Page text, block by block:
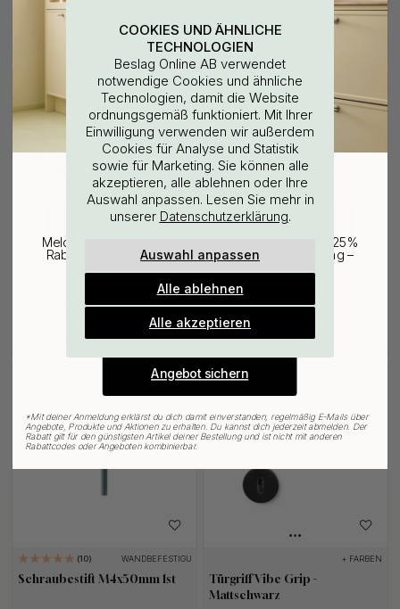
Möbelgriffe & Möbelknöpfe
24 €
Auf Lager
Mattschwarz
Möbelknopf Vibe Grip -
Mattschwarz
11 €
10 WANDBEFESTIGUNG
Schraubestift M4x50mm 1st
+ FARBEN
Türgriff Vibe Grip -
Mattschwarz
COOKIES UND ÄHNLICHE
TECHNOLOGIEN
Beslag Online AB verwendet
notwendige Cookies und ähnliche
Technologien, damit die Website
ordnungsgemäß funktioniert. Mit Ihrer
Einwilligung verwenden wir außerdem
Cookies für Analyse und Statistik
sowie für Marketing. Sie können alle
akzeptieren, alle ablehnen oder Ihre
Auswahl anpassen. Lesen Sie mehr in
unserer Datenschutzerklärung.
Auswahl anpassen
Alle ablehnen
Alle akzeptieren
WOULD YOU RATHER VISIT?
EU
CHANGE COUNTRY
25% Rabatt auf deinen
günstigsten Artikel
Melde dich für unseren Newsletter an und erhalte 25%
Rabatt auf den günstigsten Artikel deiner Bestellung –
plus Inspiration und exklusive Angebote.
Gültig bis zum 31. August
Angebot sichern
*Mit deiner Anmeldung erklärst du dich damit einverstanden, regelmäßig E-Mails über
Angebote, Produkte und Aktionen zu erhalten. Du kannst dich jederzeit abmelden. Der
Rabatt gilt für den günstigsten Artikel deiner Bestellung und ist nicht mit anderen
Rabattcodes oder Angeboten kombinierbar.